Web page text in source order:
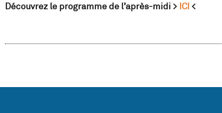
Découvrez le programme de l’après-midi > ICI <